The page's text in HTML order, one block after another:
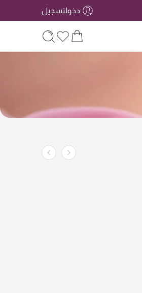
دخولتسجيل